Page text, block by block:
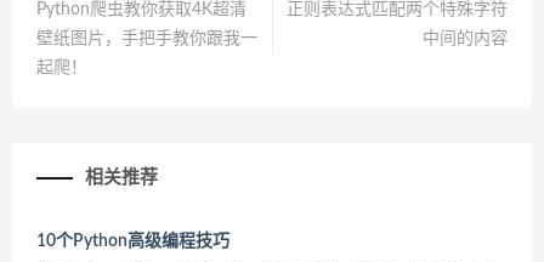
Python爬虫教你获取4K超清
壁纸图片，手把手教你跟我一
起爬！
正则表达式匹配两个特殊字符
中间的内容
相关推荐
10个Python高级编程技巧